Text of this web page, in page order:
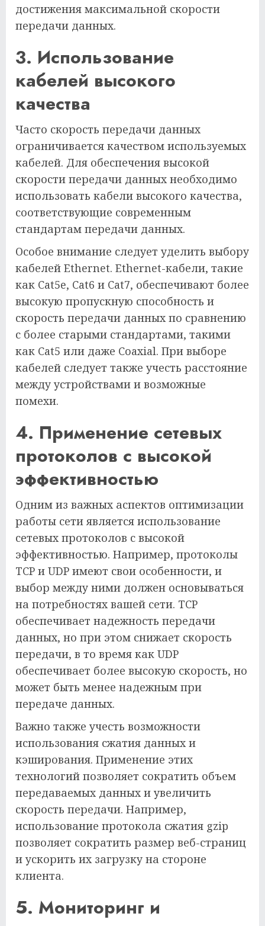
достижения максимальной скорости
передачи данных.
3. Использование
кабелей высокого
качества
Часто скорость передачи данных
ограничивается качеством используемых
кабелей. Для обеспечения высокой
скорости передачи данных необходимо
использовать кабели высокого качества,
соответствующие современным
стандартам передачи данных.
Особое внимание следует уделить выбору
кабелей Ethernet. Ethernet-кабели, такие
как Cat5e, Cat6 и Cat7, обеспечивают более
высокую пропускную способность и
скорость передачи данных по сравнению
с более старыми стандартами, такими
как Cat5 или даже Coaxial. При выборе
кабелей следует также учесть расстояние
между устройствами и возможные
помехи.
4. Применение сетевых
протоколов с высокой
эффективностью
Одним из важных аспектов оптимизации
работы сети является использование
сетевых протоколов с высокой
эффективностью. Например, протоколы
TCP и UDP имеют свои особенности, и
выбор между ними должен основываться
на потребностях вашей сети. TCP
обеспечивает надежность передачи
данных, но при этом снижает скорость
передачи, в то время как UDP
обеспечивает более высокую скорость, но
может быть менее надежным при
передаче данных.
Важно также учесть возможности
использования сжатия данных и
кэширования. Применение этих
технологий позволяет сократить объем
передаваемых данных и увеличить
скорость передачи. Например,
использование протокола сжатия gzip
позволяет сократить размер веб-страниц
и ускорить их загрузку на стороне
клиента.
5. Мониторинг и